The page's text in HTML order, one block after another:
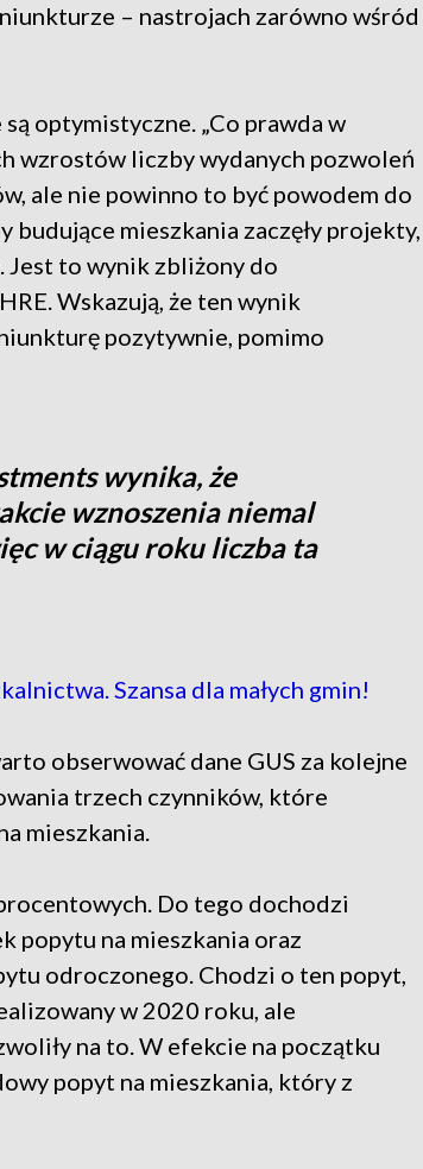
– nastrojach zarówno wśród
są optymistyczne. „Co prawda w
wzrostów liczby wydanych pozwoleń
ale nie powinno to być powodem do
mieszkania zaczęły projekty,
Jest to wynik zbliżony do
Wskazują, że ten wynik
pozytywnie, pomimo
wynika, że
wznoszenia niemal
w ciągu roku liczba ta
Szansa dla małych gmin!
obserwować dane GUS za kolejne
trzech czynników, które
mieszkania.
Do tego dochodzi
popytu na mieszkania oraz
odroczonego. Chodzi o ten popyt,
w 2020 roku, ale
na to. W efekcie na początku
popyt na mieszkania, który z